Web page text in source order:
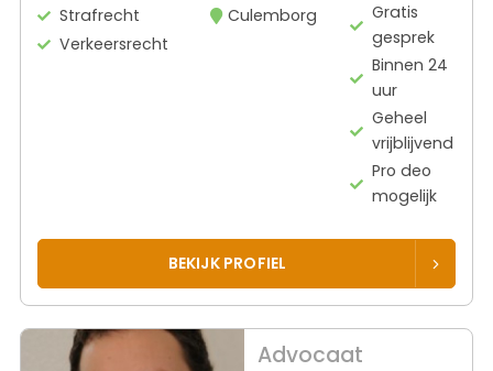
Strafrecht
Verkeersrecht
Culemborg
Gratis
gesprek
Binnen 24
uur
Geheel
vrijblijvend
Pro deo
mogelijk
BEKIJK PROFIEL
Advocaat